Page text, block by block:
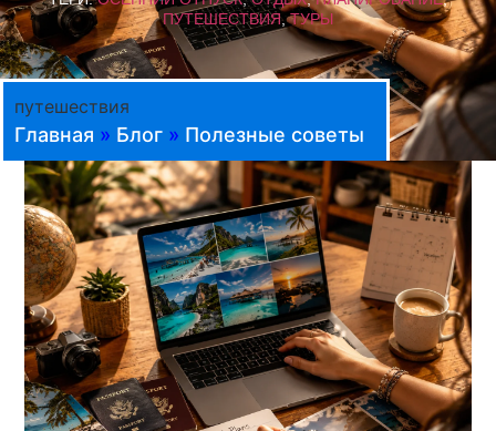
ПУТЕШЕСТВИЯ,ТУРЫ
путешествия
Главная » Блог » Полезные советы